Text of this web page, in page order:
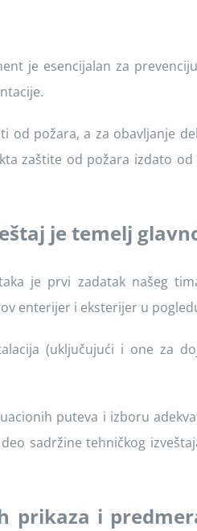
je esencijalan za
od požara, a za obavljanje
zaštite od požara izdato
je temelj
je prvi zadatak našeg
enterijer i eksterijer u
(uključujući i one za
puteva i izboru
sadržine tehničkog
prikaza i